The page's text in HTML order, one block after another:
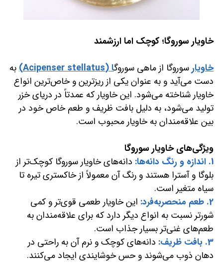
خاویار سوروگا؛ کوچک اما ارزشمند
خاویارسوروگا از ماهی سوروگا (Acipenser stellatus)
به
دست می‌آید و به عنوان یکی از ریزترین و خاص‌ترین انواع
خاویار شناخته می‌شود. این خاویار که عمدتاً در دریای خزر
تولید می‌شود، به دلیل بافت ظریف و طعم خاص خود در
بین علاقه‌مندان به خاویار محبوب است.
ویژگی‌های خاویار سوروگا
1. اندازه و رنگ دانه‌ها:
دانه‌های خاویار سوروگا کوچک‌تر از
بلوگا و آسترا هستند و رنگ آن معمولاً از خاکستری تیره تا
سیاه متغیر است.
2. طعم منحصربه‌فرد:
این خاویار طعمی قوی‌تر و کمی
شورتر نسبت به انواع دیگر دارد که برای علاقه‌مندان به
طعم‌های غنی‌تر بسیار جذاب است.
3. بافت ظریف:
دانه‌های کوچک و نرم آن به راحتی در
دهان ذوب می‌شوند و حس خوشایندی ایجاد می‌کنند.